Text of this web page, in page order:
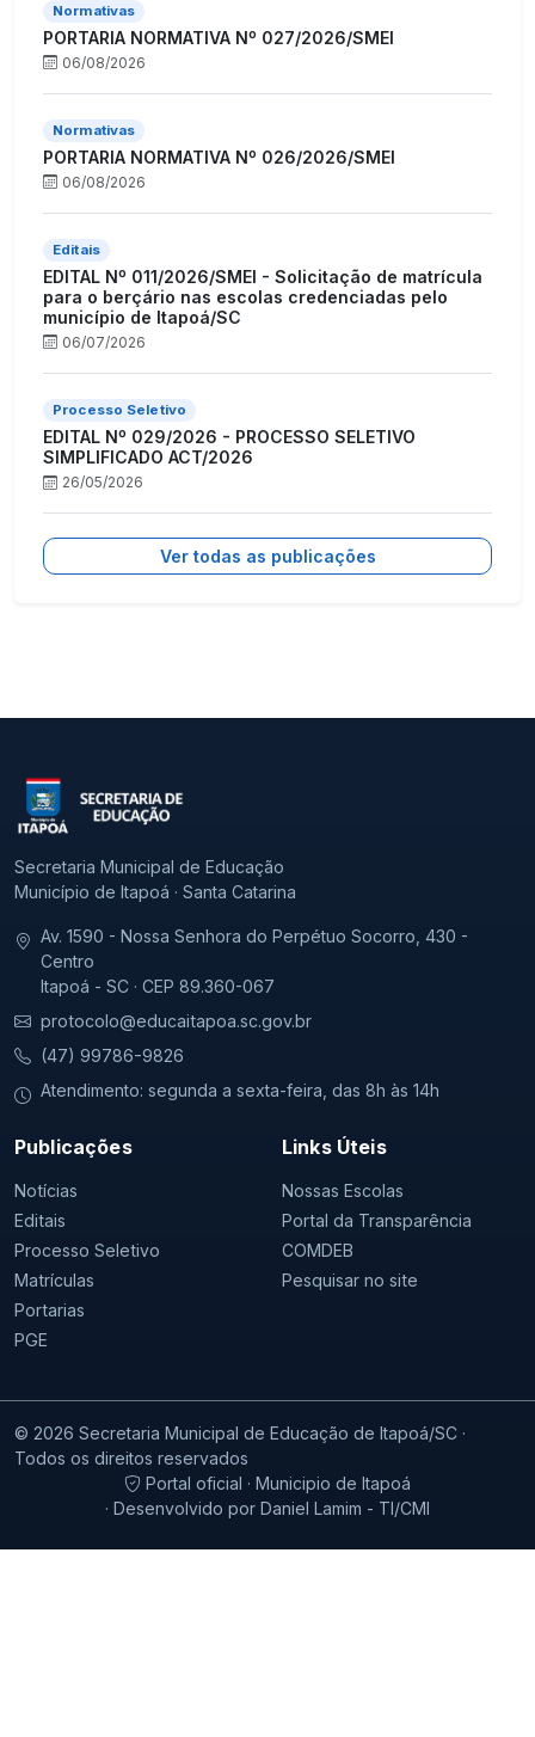
Normativas
PORTARIA NORMATIVA Nº 027/2026/SMEI
06/08/2026
Normativas
PORTARIA NORMATIVA Nº 026/2026/SMEI
06/08/2026
Editais
EDITAL Nº 011/2026/SMEI - Solicitação de matrícula
para o berçário nas escolas credenciadas pelo
município de Itapoá/SC
06/07/2026
Processo Seletivo
EDITAL Nº 029/2026 - PROCESSO SELETIVO
SIMPLIFICADO ACT/2026
26/05/2026
Ver todas as publicações
Secretaria Municipal de Educação
Município de Itapoá · Santa Catarina
Av. 1590 - Nossa Senhora do Perpétuo Socorro, 430 -
Centro
Itapoá - SC · CEP 89.360-067
protocolo@educaitapoa.sc.gov.br
(47) 99786-9826
Atendimento: segunda a sexta-feira, das 8h às 14h
Publicações
Notícias
Editais
Processo Seletivo
Matrículas
Portarias
PGE
Links Úteis
Nossas Escolas
Portal da Transparência
COMDEB
Pesquisar no site
© 2026 Secretaria Municipal de Educação de Itapoá/SC ·
Todos os direitos reservados
Portal oficial · Municipio de Itapoá
· Desenvolvido por Daniel Lamim - TI/CMI